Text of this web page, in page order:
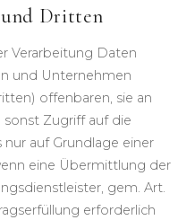
Dritten
Verarbeitung Daten
und Unternehmen
offenbaren, sie an
Zugriff auf die
auf Grundlage einer
eine Übermittlung der
gem. Art.
erforderlich